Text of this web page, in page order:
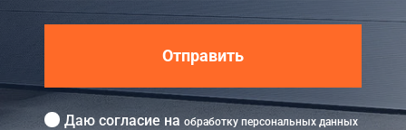
Отправить
Даю согласие на обработку персональных данных